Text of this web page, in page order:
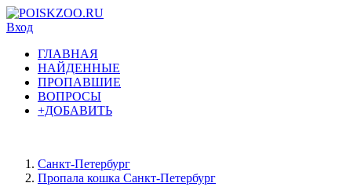
Вход
ГЛАВНАЯ
НАЙДЕННЫЕ
ПРОПАВШИЕ
ВОПРОСЫ
+ДОБАВИТЬ
Санкт-Петербург
Пропала кошка Санкт-Петербург